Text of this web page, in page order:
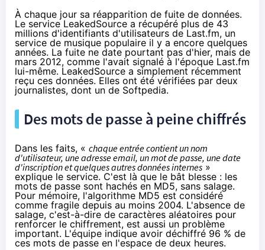
À chaque jour sa réapparition de fuite de données.
Le service LeakedSource a récupéré plus de 43
millions d'identifiants d'utilisateurs de Last.fm, un
service de musique populaire il y a encore quelques
années. La fuite ne date pourtant pas d'hier, mais de
mars 2012, comme l'avait signalé à l'époque Last.fm
lui-même. LeakedSource a simplement récemment
reçu ces données. Elles ont été vérifiées par deux
journalistes, dont un de Softpedia.
Des mots de passe à peine chiffrés
Dans les faits, « chaque entrée contient un nom
d'utilisateur, une adresse email, un mot de passe, une date
d'inscription et quelques autres données internes »
explique le service. C'est là que le bât blesse : les
mots de passe sont hachés en MD5, sans salage.
Pour mémoire, l'algorithme MD5 est considéré
comme fragile depuis au moins 2004. L'absence de
salage, c'est-à-dire de caractères aléatoires pour
renforcer le chiffrement, est aussi un problème
important. L'équipe indique avoir déchiffré 96 % de
ces mots de passe en l'espace de deux heures.